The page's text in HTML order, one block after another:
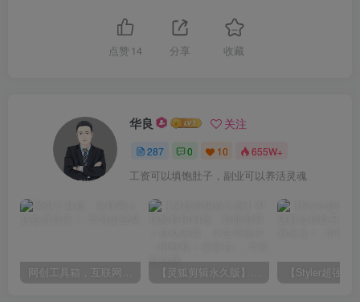
点赞 14 分享 收藏
华良 关注
287 0 10 655W+
工资可以填饱肚子，副业可以养活灵魂
网创工具箱，互联网人必备资源库！ 【灵狐剪辑永久版】AI视频剪辑利器，智能混剪＋自动去重，小白可操作（附教程＋安装包）